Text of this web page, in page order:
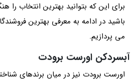
برای این که بتوانید بهترین انتخاب را
باشید در ادامه به معرفی بهترین
می پردازیم.
آبسردکن اورست برودت
اورست برودت نیز در میان برندهای